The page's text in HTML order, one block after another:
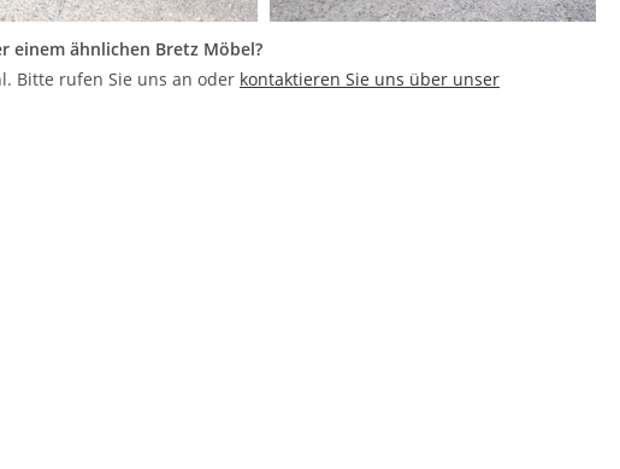
einem ähnlichen Bretz Möbel?
Bitte rufen Sie uns an oder kontaktieren Sie uns über unser